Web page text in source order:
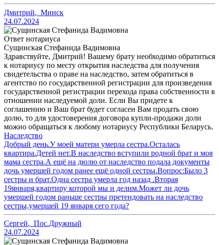
Дмитрий, Минск
24.07.2024
Ответ нотариуса
Сущинская Стефанида Вадимовна
Здравствуйте, Дмитрий! Вашему брату необходимо обратиться
к нотариусу по месту открытия наследства для получения
свидетельства о праве на наследство, затем обратиться в
агентство по государственной регистрации для произведения
государственной регистрации перехода права собственности в
отношении наследуемой доли. Если Вы придете к
соглашению и Ваш брат будет согласен Вам продать свою
долю, то для удостоверения договора купли-продажи доли
можно обращаться к любому нотариусу Республики Беларусь.
Наследство
Добрый день.У моей матери умерла сестра.Осталась
квартира.Детей нет.В наследство вступили родной брат и моя
мама сестра.А ещё на дюлю от наследство подала документы
дочь умершей годом ранее ещё одной сестры.Вопрос:Было 3
сестры и брат.Одна сестра умерла год назад .Вторая
19января,квартиру которой мы и делим.Может ли дочь
умершей годом раньше сестры претендовать на наследство
сестры,умершей 19 января сего года?
Сергей, Пос.Дружный
24.07.2024